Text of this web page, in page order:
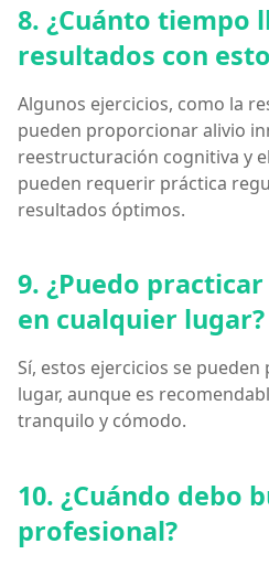
8. ¿Cuánto tiempo
resultados con
Algunos ejercicios, como la
pueden proporcionar alivio
reestructuración cognitiva y
pueden requerir práctica
resultados óptimos.
9. ¿Puedo
en cualquier lugar?
Sí, estos ejercicios se
lugar, aunque es
tranquilo y cómodo.
10. ¿Cuándo debo
profesional?